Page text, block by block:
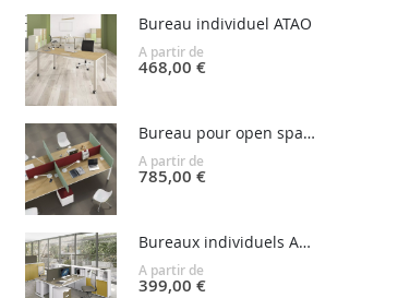
Bureau individuel ATAO
A partir de
468,00 €
Bureau pour open space ATAO
A partir de
785,00 €
Bureaux individuels ADEMA+
A partir de
399,00 €